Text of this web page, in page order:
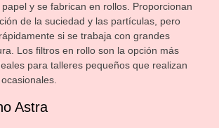
y se fabrican en rollos. Proporcionan
de la suciedad y las partículas, pero
si se trabaja con grandes
Los filtros en rollo son la opción más
para talleres pequeños que realizan
Astra